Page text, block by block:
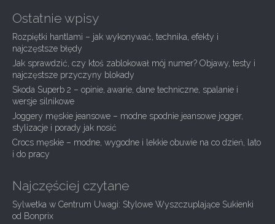
n
a
v
i
g
a
t
i
o
Ostatnie wpisy
Rozpiętki hantlami – jak wykonywać, technika, efekty i
najczęstsze błędy
Jak sprawdzić, czy ktoś zablokował mój numer? Objawy, testy i
najczęstsze przyczyny blokady
Skoda Superb 2 – opinie, awarie, dane techniczne, spalanie i
wersje silnikowe
Joggery męskie jeansowe – modne spodnie jeansowe jogger,
stylizacje i porady jak nosić
Crocs męskie – modne, wygodne i lekkie obuwie na co dzień, lato
i do pracy
Najczęściej czytane
Sylwetka w Centrum Uwagi: Stylowe Wyszczuplające Sukienki
od Bonprix